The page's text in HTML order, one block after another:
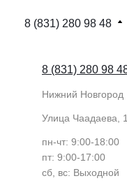
8 (831) 280 98 48
8 (831) 280 98
Нижний Новгород
Улица Чаадаева,
пн-чт: 9:00-18:00
пт: 9:00-17:00
сб, вс: Выходной